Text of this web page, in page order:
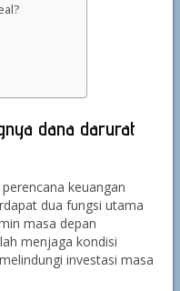
dana darurat
keuangan
dua fungsi utama
masa depan
menjaga kondisi
investasi masa